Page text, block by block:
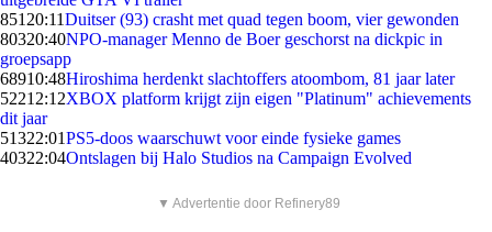
851 20:11Duitser (93) crasht met quad tegen boom, vier gewonden
80320:40NPO-manager Menno de Boer geschorst na dickpic in
groepsapp
68910:48Hiroshima herdenkt slachtoffers atoombom, 81 jaar later
52212:12XBOX platform krijgt zijn eigen "Platinum" achievements
dit jaar
51322:01PS5-doos waarschuwt voor einde fysieke games
40322:04Ontslagen bij Halo Studios na Campaign Evolved
▼ Advertentie door Refinery89